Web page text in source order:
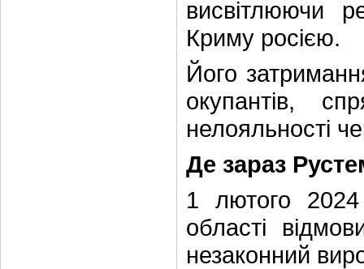
висвітлюючи
Криму росією.
Його
окупантів,
нелояльності
Де зараз
1 лютого 2024
області
незаконний